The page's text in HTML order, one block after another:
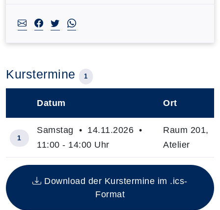
Kurstermine 1
Insgesamt gibt es 1 Termine zum diesen Kurs
Datum Ort
1
Samstag • 14.11.2026 •
11:00 - 14:00 Uhr
Raum 201,
Atelier
Download der Kurstermine im .ics-
Format